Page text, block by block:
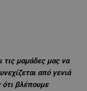
τις μαμάδες μας να
από γενιά
ότι βλέπουμε